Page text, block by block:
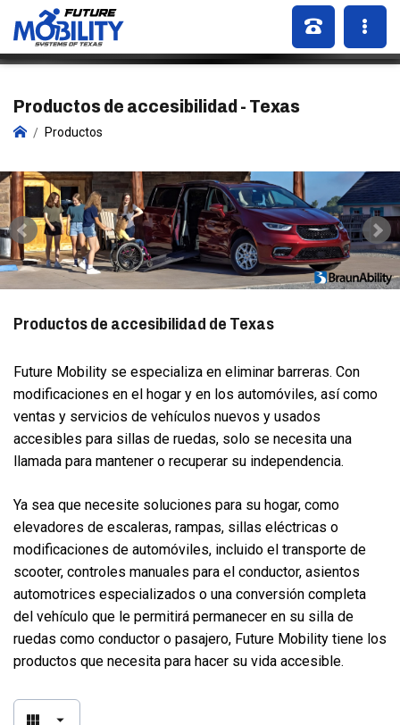
Productos de accesibilidad - Texas
Productos
Productos de accesibilidad de Texas
Future Mobility se especializa en eliminar barreras. Con
modificaciones en el hogar y en los automóviles, así como
ventas y servicios de vehículos nuevos y usados
accesibles para sillas de ruedas, solo se necesita una
llamada para mantener o recuperar su independencia.
Ya sea que necesite soluciones para su hogar, como
elevadores de escaleras, rampas, sillas eléctricas o
modificaciones de automóviles, incluido el transporte de
scooter, controles manuales para el conductor, asientos
automotrices especializados o una conversión completa
del vehículo que le permitirá permanecer en su silla de
ruedas como conductor o pasajero, Future Mobility tiene los
productos que necesita para hacer su vida accesible.